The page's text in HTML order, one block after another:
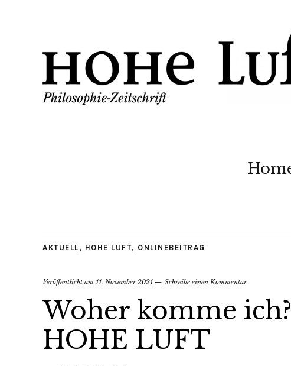
AKTUELL , HOHE LUFT, ONLINEBEITRAG
Veröffentlicht am 11. November 2021 Schreibe einen Kommentar
Woher komme
HOHE LUFT